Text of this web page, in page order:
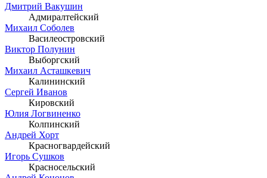
Дмитрий Вакушин
Адмиралтейский
Михаил Соболев
Василеостровский
Виктор Полунин
Выборгский
Михаил Асташкевич
Калининский
Сергей Иванов
Кировский
Юлия Логвиненко
Колпинский
Андрей Хорт
Красногвардейский
Игорь Сушков
Красносельский